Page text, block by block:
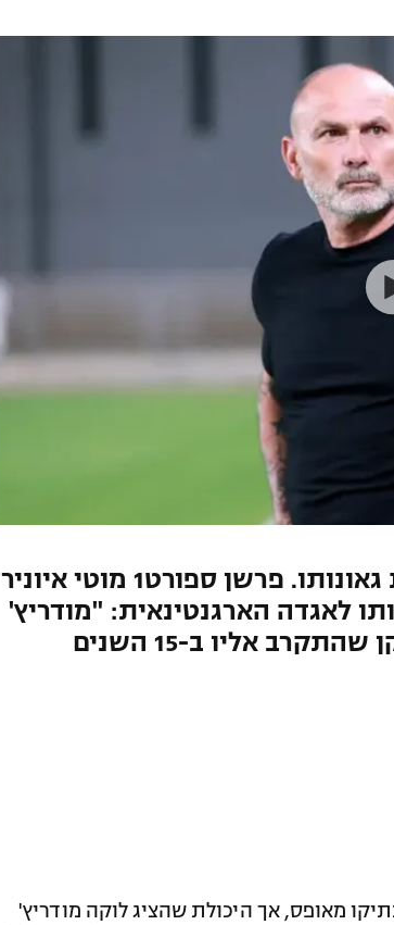
ליגה סינית
ליגה ברזילאית
ליגות נוספות
לוקה מודריץ' בן ה-40 שוב הוכיח את גאונותו. פרשן ספורט1 מוטי איוניר
לאגדה הארגנטינאית: "מודריץ'
הוא המסי של הקשרים, לא היה שחקן שהתקרב אליו ב-15 השנים
מאופס, אך היכולת שהציג לוקה מודריץ'